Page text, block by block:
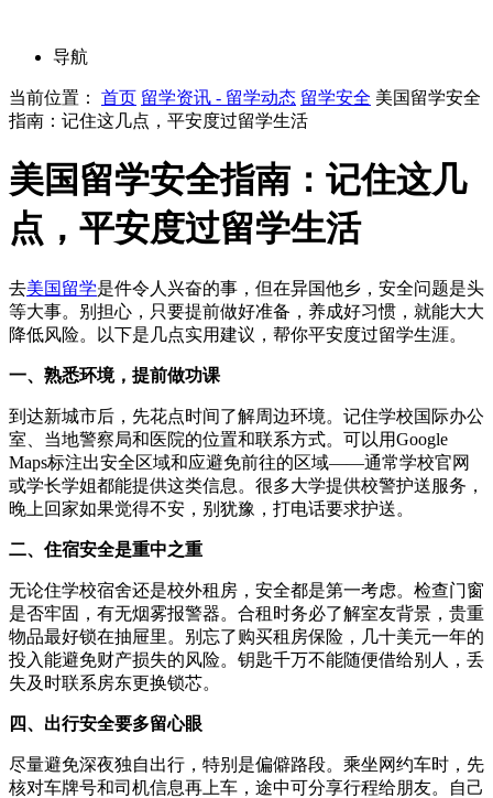
导航
当前位置： 首页 留学资讯 - 留学动态 留学安全 美国留学安全
指南：记住这几点，平安度过留学生活
美国留学安全指南：记住这几
点，平安度过留学生活
去美国留学是件令人兴奋的事，但在异国他乡，安全问题是头
等大事。别担心，只要提前做好准备，养成好习惯，就能大大
降低风险。以下是几点实用建议，帮你平安度过留学生涯。
一、熟悉环境，提前做功课
到达新城市后，先花点时间了解周边环境。记住学校国际办公
室、当地警察局和医院的位置和联系方式。可以用Google
Maps标注出安全区域和应避免前往的区域——通常学校官网
或学长学姐都能提供这类信息。很多大学提供校警护送服务，
晚上回家如果觉得不安，别犹豫，打电话要求护送。
二、住宿安全是重中之重
无论住学校宿舍还是校外租房，安全都是第一考虑。检查门窗
是否牢固，有无烟雾报警器。合租时务必了解室友背景，贵重
物品最好锁在抽屉里。别忘了购买租房保险，几十美元一年的
投入能避免财产损失的风险。钥匙千万不能随便借给别人，丢
失及时联系房东更换锁芯。
四、出行安全要多留心眼
尽量避免深夜独自出行，特别是偏僻路段。乘坐网约车时，先
核对车牌号和司机信息再上车，途中可分享行程给朋友。自己